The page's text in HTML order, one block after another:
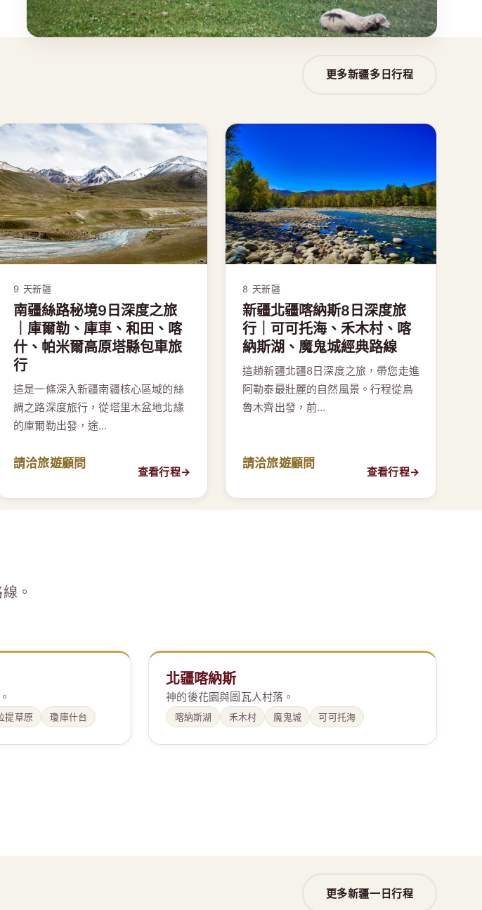
更多新疆多日行程
9 天新疆
南疆絲路秘境9日深度之旅
｜庫爾勒、庫車、和田、喀
什、帕米爾高原塔縣包車旅
行
這是一條深入新疆南疆核心區域的絲
綢之路深度旅行，從塔里木盆地北緣
的庫爾勒出發，途…
請洽旅遊顧問
查看行程→
8 天新疆
新疆北疆喀納斯8日深度旅
行｜可可托海、禾木村、喀
納斯湖、魔鬼城經典路線
這趟新疆北疆8日深度之旅，帶您走進
阿勒泰最壯麗的自然風景。行程從烏
魯木齊出發，前…
請洽旅遊顧問
查看行程→
。
提草原 瓊庫什台
北疆喀納斯
神的後花園與圖瓦人村落。
喀納斯湖 禾木村 魔鬼城 可可托海
更多新疆一日行程